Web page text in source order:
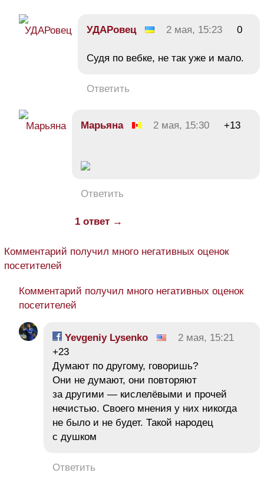
УДАРовец 2 мая, 15:23 0
Судя по вебке, не так уже и мало.
Ответить
Марьяна 2 мая, 15:30 +13
Ответить
1 ответ →
Комментарий получил много негативных оценок
посетителей
Комментарий получил много негативных оценок
посетителей
Yevgeniy Lysenko
2 мая, 15:21
+23
Думают по другому, говоришь?
Они не думают, они повторяют
за другими — кислелёвыми и прочей
нечистью. Своего мнения у них никогда
не было и не будет. Такой народец
с душком
Ответить